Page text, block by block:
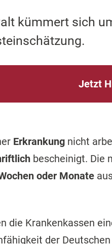
kümmert sich
Jetzt
Erkrankung nicht
bescheinigt. Die
oder Monate
die Krankenkassen
der